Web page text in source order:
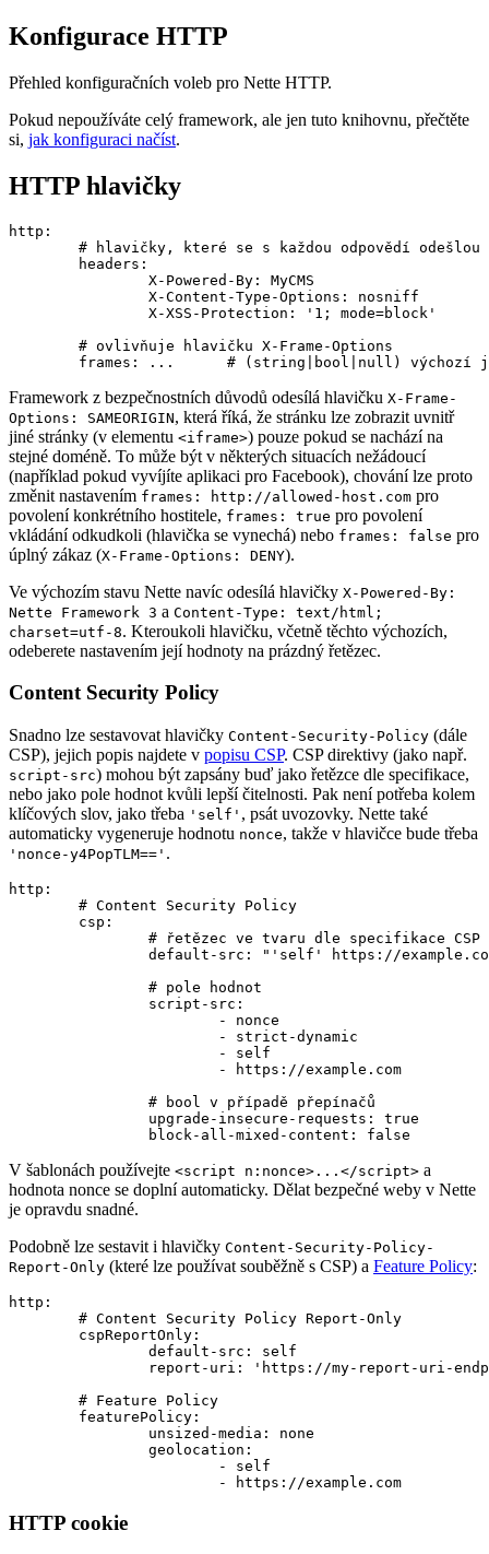
Konfigurace HTTP
Přehled konfiguračních voleb pro Nette HTTP.
Pokud nepoužíváte celý framework, ale jen tuto knihovnu, přečtěte
si, jak konfiguraci načíst.
HTTP hlavičky
http:
Framework z bezpečnostních důvodů odesílá hlavičku X-Frame-
Options: SAMEORIGIN, která říká, že stránku lze zobrazit uvnitř
jiné stránky (v elementu <iframe>) pouze pokud se nachází na
stejné doméně. To může být v některých situacích nežádoucí
(například pokud vyvíjíte aplikaci pro Facebook), chování lze proto
změnit nastavením frames: http://allowed-host.com pro
povolení konkrétního hostitele, frames: true pro povolení
vkládání odkudkoli (hlavička se vynechá) nebo frames: false pro
úplný zákaz (X-Frame-Options: DENY).
Ve výchozím stavu Nette navíc odesílá hlavičky X-Powered-By:
Nette Framework 3 a Content-Type: text/html;
charset=utf-8. Kteroukoli hlavičku, včetně těchto výchozích,
odeberete nastavením její hodnoty na prázdný řetězec.
Content Security Policy
Snadno lze sestavovat hlavičky Content-Security-Policy (dále
CSP), jejich popis najdete v popisu CSP. CSP direktivy (jako např.
script-src) mohou být zapsány buď jako řetězce dle specifikace,
nebo jako pole hodnot kvůli lepší čitelnosti. Pak není potřeba kolem
klíčových slov, jako třeba 'self' , psát uvozovky. Nette také
automaticky vygeneruje hodnotu nonce, takže v hlavičce bude třeba
'nonce-y4PopTLM==' .
http:
V šablonách používejte <script n:nonce>...</script> a
hodnota nonce se doplní automaticky. Dělat bezpečné weby v Nette
je opravdu snadné.
Podobně lze sestavit i hlavičky Content-Security-Policy-
Report-Only (které lze používat souběžně s CSP) a Feature Policy:
http:
HTTP cookie